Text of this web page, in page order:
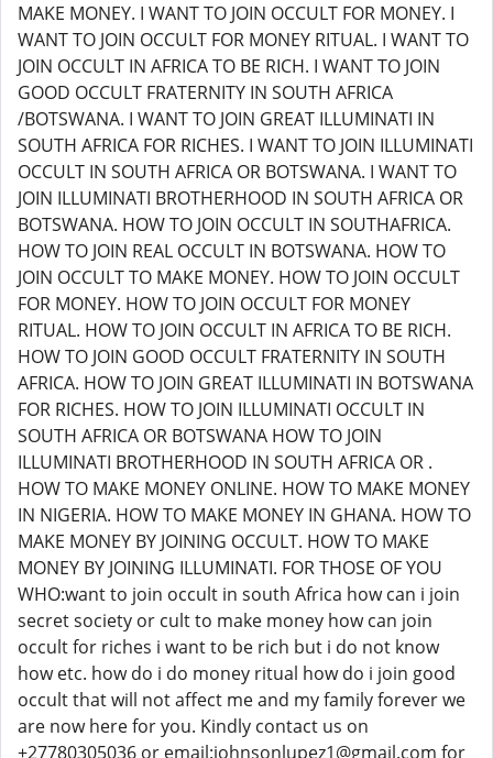
MAKE MONEY. I WANT TO JOIN OCCULT FOR MONEY. I
WANT TO JOIN OCCULT FOR MONEY RITUAL. I WANT TO
JOIN OCCULT IN AFRICA TO BE RICH. I WANT TO JOIN
GOOD OCCULT FRATERNITY IN SOUTH AFRICA
/BOTSWANA. I WANT TO JOIN GREAT ILLUMINATI IN
SOUTH AFRICA FOR RICHES. I WANT TO JOIN ILLUMINATI
OCCULT IN SOUTH AFRICA OR BOTSWANA. I WANT TO
JOIN ILLUMINATI BROTHERHOOD IN SOUTH AFRICA OR
BOTSWANA. HOW TO JOIN OCCULT IN SOUTHAFRICA.
HOW TO JOIN REAL OCCULT IN BOTSWANA. HOW TO
JOIN OCCULT TO MAKE MONEY. HOW TO JOIN OCCULT
FOR MONEY. HOW TO JOIN OCCULT FOR MONEY
RITUAL. HOW TO JOIN OCCULT IN AFRICA TO BE RICH.
HOW TO JOIN GOOD OCCULT FRATERNITY IN SOUTH
AFRICA. HOW TO JOIN GREAT ILLUMINATI IN BOTSWANA
FOR RICHES. HOW TO JOIN ILLUMINATI OCCULT IN
SOUTH AFRICA OR BOTSWANA HOW TO JOIN
ILLUMINATI BROTHERHOOD IN SOUTH AFRICA OR .
HOW TO MAKE MONEY ONLINE. HOW TO MAKE MONEY
IN NIGERIA. HOW TO MAKE MONEY IN GHANA. HOW TO
MAKE MONEY BY JOINING OCCULT. HOW TO MAKE
MONEY BY JOINING ILLUMINATI. FOR THOSE OF YOU
WHO:want to join occult in south Africa how can i join
secret society or cult to make money how can join
occult for riches i want to be rich but i do not know
how etc. how do i do money ritual how do i join good
occult that will not affect me and my family forever we
are now here for you. Kindly contact us on
+27780305036 or email:johnsonlupez1@gmail.com for